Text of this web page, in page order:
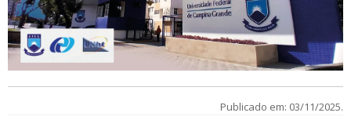
Publicado em: 03/11/2025.